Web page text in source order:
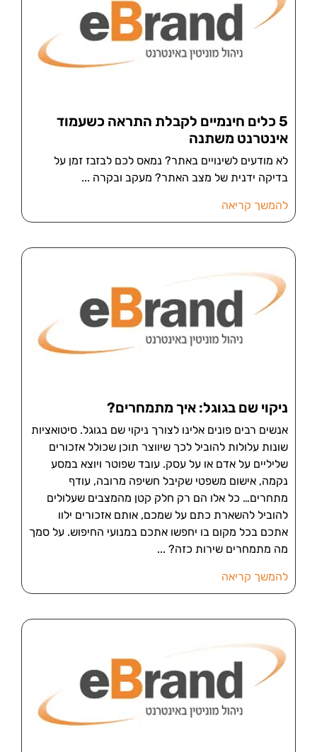
5 כלים חינמיים לקבלת התראה כשעמוד
אינטרנט משתנה
לא מודעים לשינויים באתר? נמאס לכם לבזבז זמן על
בדיקה ידנית של מצב האתר? מעקב ובקרה
להמשך קריאה
ניקוי שם בגוגל: איך מתמחרים?
אנשים רבים פונים אלינו לצורך ניקוי שם בגוגל. סיטואציות
שונות עלולות להוביל לכך שיווצר תוכן שכולל אזכורים
שליליים על אדם או על עסק. עובד שפוטר ויוצא במסע
נקמה, אישום משפטי שקיבל חשיפה מרובה, עודף
מתחרים… כל אלו הם רק חלק קטן מהמצבים שעלולים
להוביל להשארת כתם על שמכם, אותם אזכורים ילוו
אתכם בכל מקום בו יחפשו אתכם במנועי החיפוש. על סמך
מה מתמחרים שירות כזה?
להמשך קריאה